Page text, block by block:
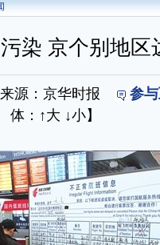
染 京个别地区
源：京华时报
参
体： ↑大 ↓小】